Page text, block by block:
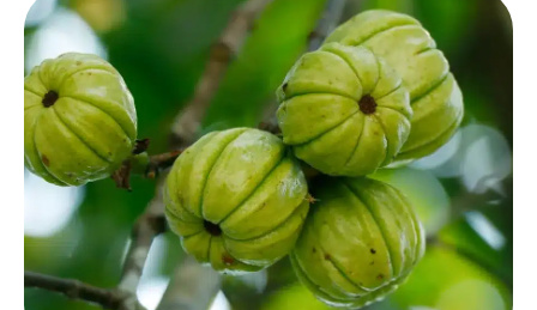
Food & Drinks
Happyness & Opmerkelijk
Lifestyle, Sport & Duurzaamheid
Gadgets & Tech
Top 5 van Valerie
Health & Beauty
Huis & Tuin
Nieuws & Media